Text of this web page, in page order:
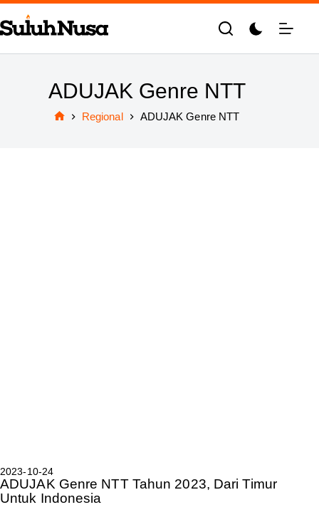
Skip
to
content
ADUJAK Genre NTT
Regional ADUJAK Genre NTT
2023-10-24
ADUJAK Genre NTT Tahun 2023, Dari Timur
Untuk Indonesia